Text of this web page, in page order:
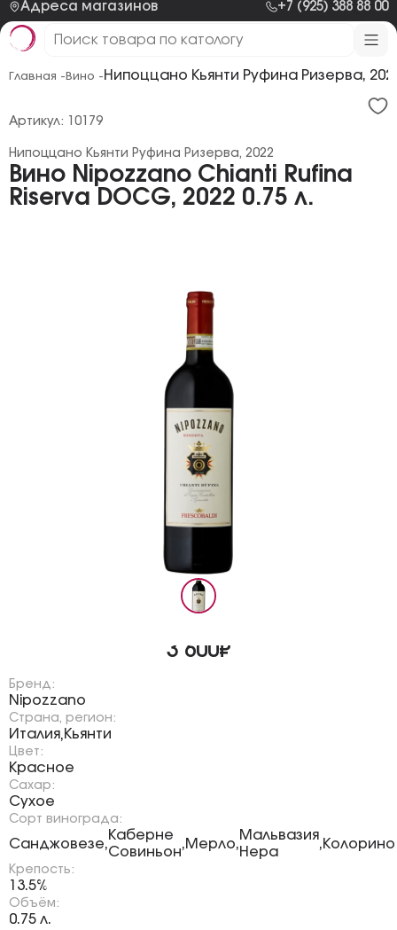
Адреса магазинов +7 (925) 388 88 00
Главная - Вино - Нипоццано Кьянти Руфина Ризерва,
Вино Nipozzano Chianti Rufina
Riserva DOCG, 2022 0.75 л.
Нипоццано Кьянти Руфина Ризерва, 2022
Артикул: 10179
3 600₽
Бренд:
Nipozzano
Страна, регион:
Италия,Кьянти
Цвет:
Красное
Сахар:
Сухое
Сорт винограда:
Санджовезе,
Каберне
Совиньон
,Мерло,
Мальвазия
Нера
,Колорино
Крепость:
13.5%
Объём:
0.75 л.